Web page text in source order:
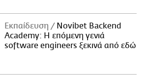
Εκπαίδευση
Novibet Backend
Academy: Η επόμενη γενιά
software engineers ξεκινά από εδώ